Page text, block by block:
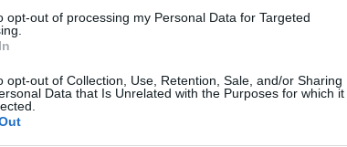
opt-out of processing my Personal Data for Targeted
opt-out of Collection, Use, Retention, Sale, and/or Sharing
Data that Is Unrelated with the Purposes for which it
volt! :) Finom ételek, udvarias kiszolgálás. :)